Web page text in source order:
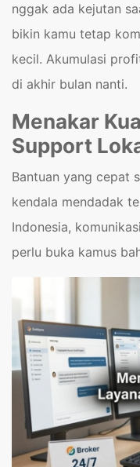
nggak ada kejutan
bikin kamu tetap
kecil. Akumulasi
di akhir bulan nanti.
Menakar
Support
Bantuan yang cepat
kendala mendadak
Indonesia,
perlu buka kamus